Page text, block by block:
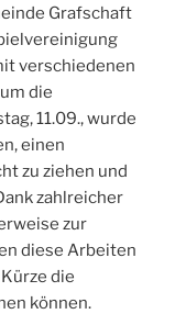
Grafschaft
verschiedenen
die
11.09., wurde
einen
zu ziehen und
zahlreicher
zur
diese Arbeiten
die
können.